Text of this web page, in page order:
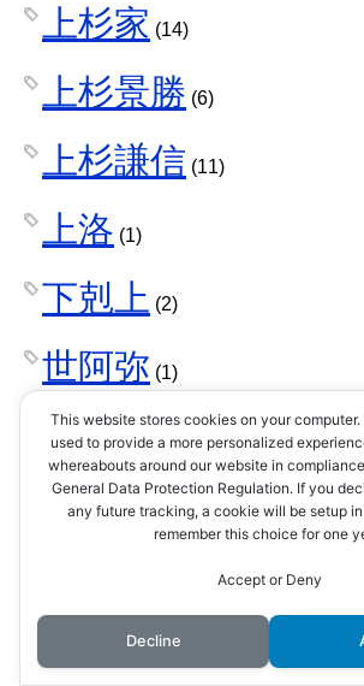
上杉家 (14)
上杉景勝 (6)
上杉謙信 (11)
上洛 (1)
下剋上 (2)
世阿弥 (1)
中大兄皇子(1)
中部地方(3)
二本松義継
This website stores cookies on your
used to provide a more personalized
whereabouts around our website in
General Data Protection Regulation. If you
any future tracking, a cookie will be setup
remember this choice for one
Accept or Deny
Decline